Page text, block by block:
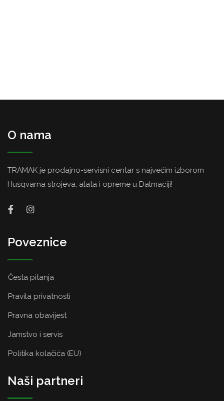
O nama
TRAMAK je prodajno-servisni centar s najvećim izborom
Husqvarna strojeva, alata i opreme u Dalmaciji!
Poveznice
Česta pitanja
Pravila privatnosti
Pravna obavijest
Jamstvo i servis
Politika kolačića (EU)
Naši partneri